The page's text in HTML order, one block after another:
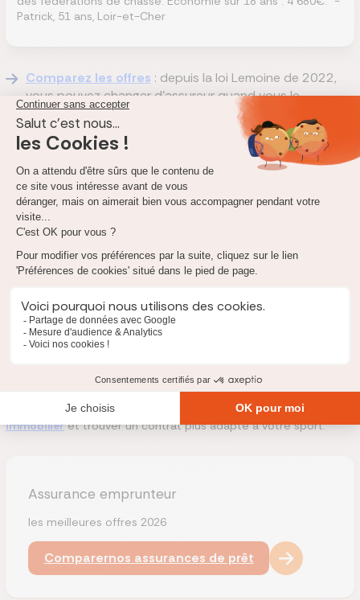
Patrick, 51 ans, Loir-et-Cher
Comparez les offres : depuis la loi Lemoine de 2022,
vous pouvez changer d'assureur quand vous le
souhaitez même si vous êtes déjà assuré. Cela vous
permet de mettre en concurrence pour trouver la
meilleure offre ;
Faites appel à un courtier en assurance de prêt
sommes spécialisés et connaissons les assureurs qui
proposent les meilleurs contrats pour les sports et les
loisirs à risques. On peut aussi vous aider à négocier vos
exclusions et vos surprimes.
Pour trouver une assurance de crédit immobilier
adaptée, nos experts vous accompagnent, n'hésitez pas
c'est gratuit !
Appel gratuit au
👉 Si vous disposez déjà d’une assurance emprunteur, nous
pouvons vous aider à
changer votre assurance de prêt
immobilieret trouver un contrat plus adapté à votre sport.
Assurance emprunteur
les meilleures offres 2026
Comparernos assurances de prêt